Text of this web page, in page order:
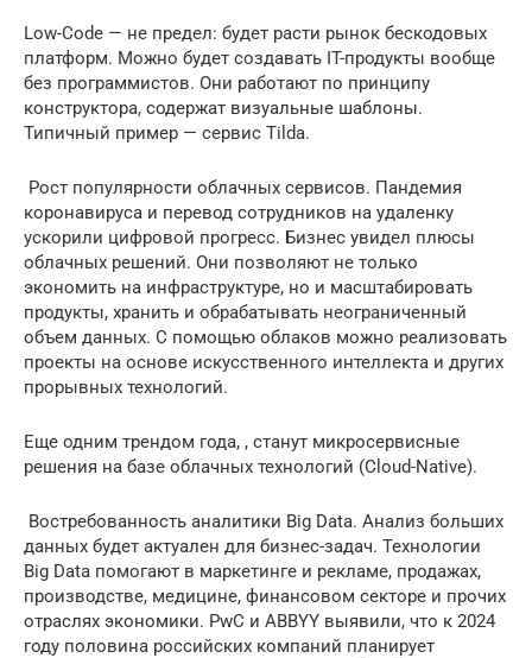
Low-Code — не предел: будет расти рынок бескодовых
платформ. Можно будет создавать IT-продукты вообще
без программистов. Они работают по принципу
конструктора, содержат визуальные шаблоны.
Типичный пример — сервис Tilda.
️ Рост популярности облачных сервисов. Пандемия
коронавируса и перевод сотрудников на удаленку
ускорили цифровой прогресс. Бизнес увидел плюсы
облачных решений. Они позволяют не только
экономить на инфраструктуре, но и масштабировать
продукты, хранить и обрабатывать неограниченный
объем данных. С помощью облаков можно реализовать
проекты на основе искусственного интеллекта и других
прорывных технологий.
Еще одним трендом года, , станут микросервисные
решения на базе облачных технологий (Cloud-Native).
️ Востребованность аналитики Big Data. Анализ больших
данных будет актуален для бизнес-задач. Технологии
Big Data помогают в маркетинге и рекламе, продажах,
производстве, медицине, финансовом секторе и прочих
отраслях экономики. PwC и ABBYY выявили, что к 2024
году половина российских компаний планирует